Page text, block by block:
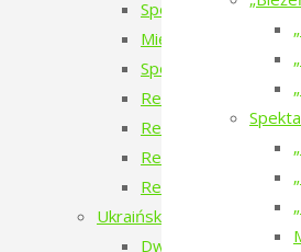
Spotkanie z
Międzynarodowe
Spotkanie z
Rezydencje
Rezydencje
Rezydencje
Rezydencje
Ukraińskie Rezydencje
Dworek Rousseau –